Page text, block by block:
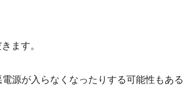
ます。
源が入らなくなったりする可能性もある